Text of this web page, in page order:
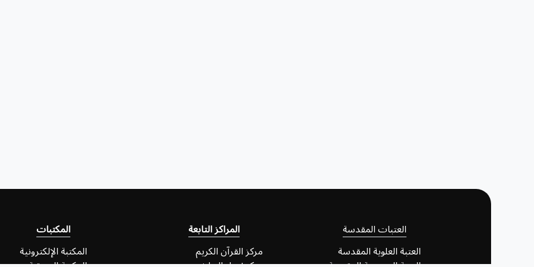
العتبات المقدسة
العتبة العلوية المقدسة
المراكز التابعة
مركز القرآن الكريم
المكتبات
المكتبة الإلكترونية